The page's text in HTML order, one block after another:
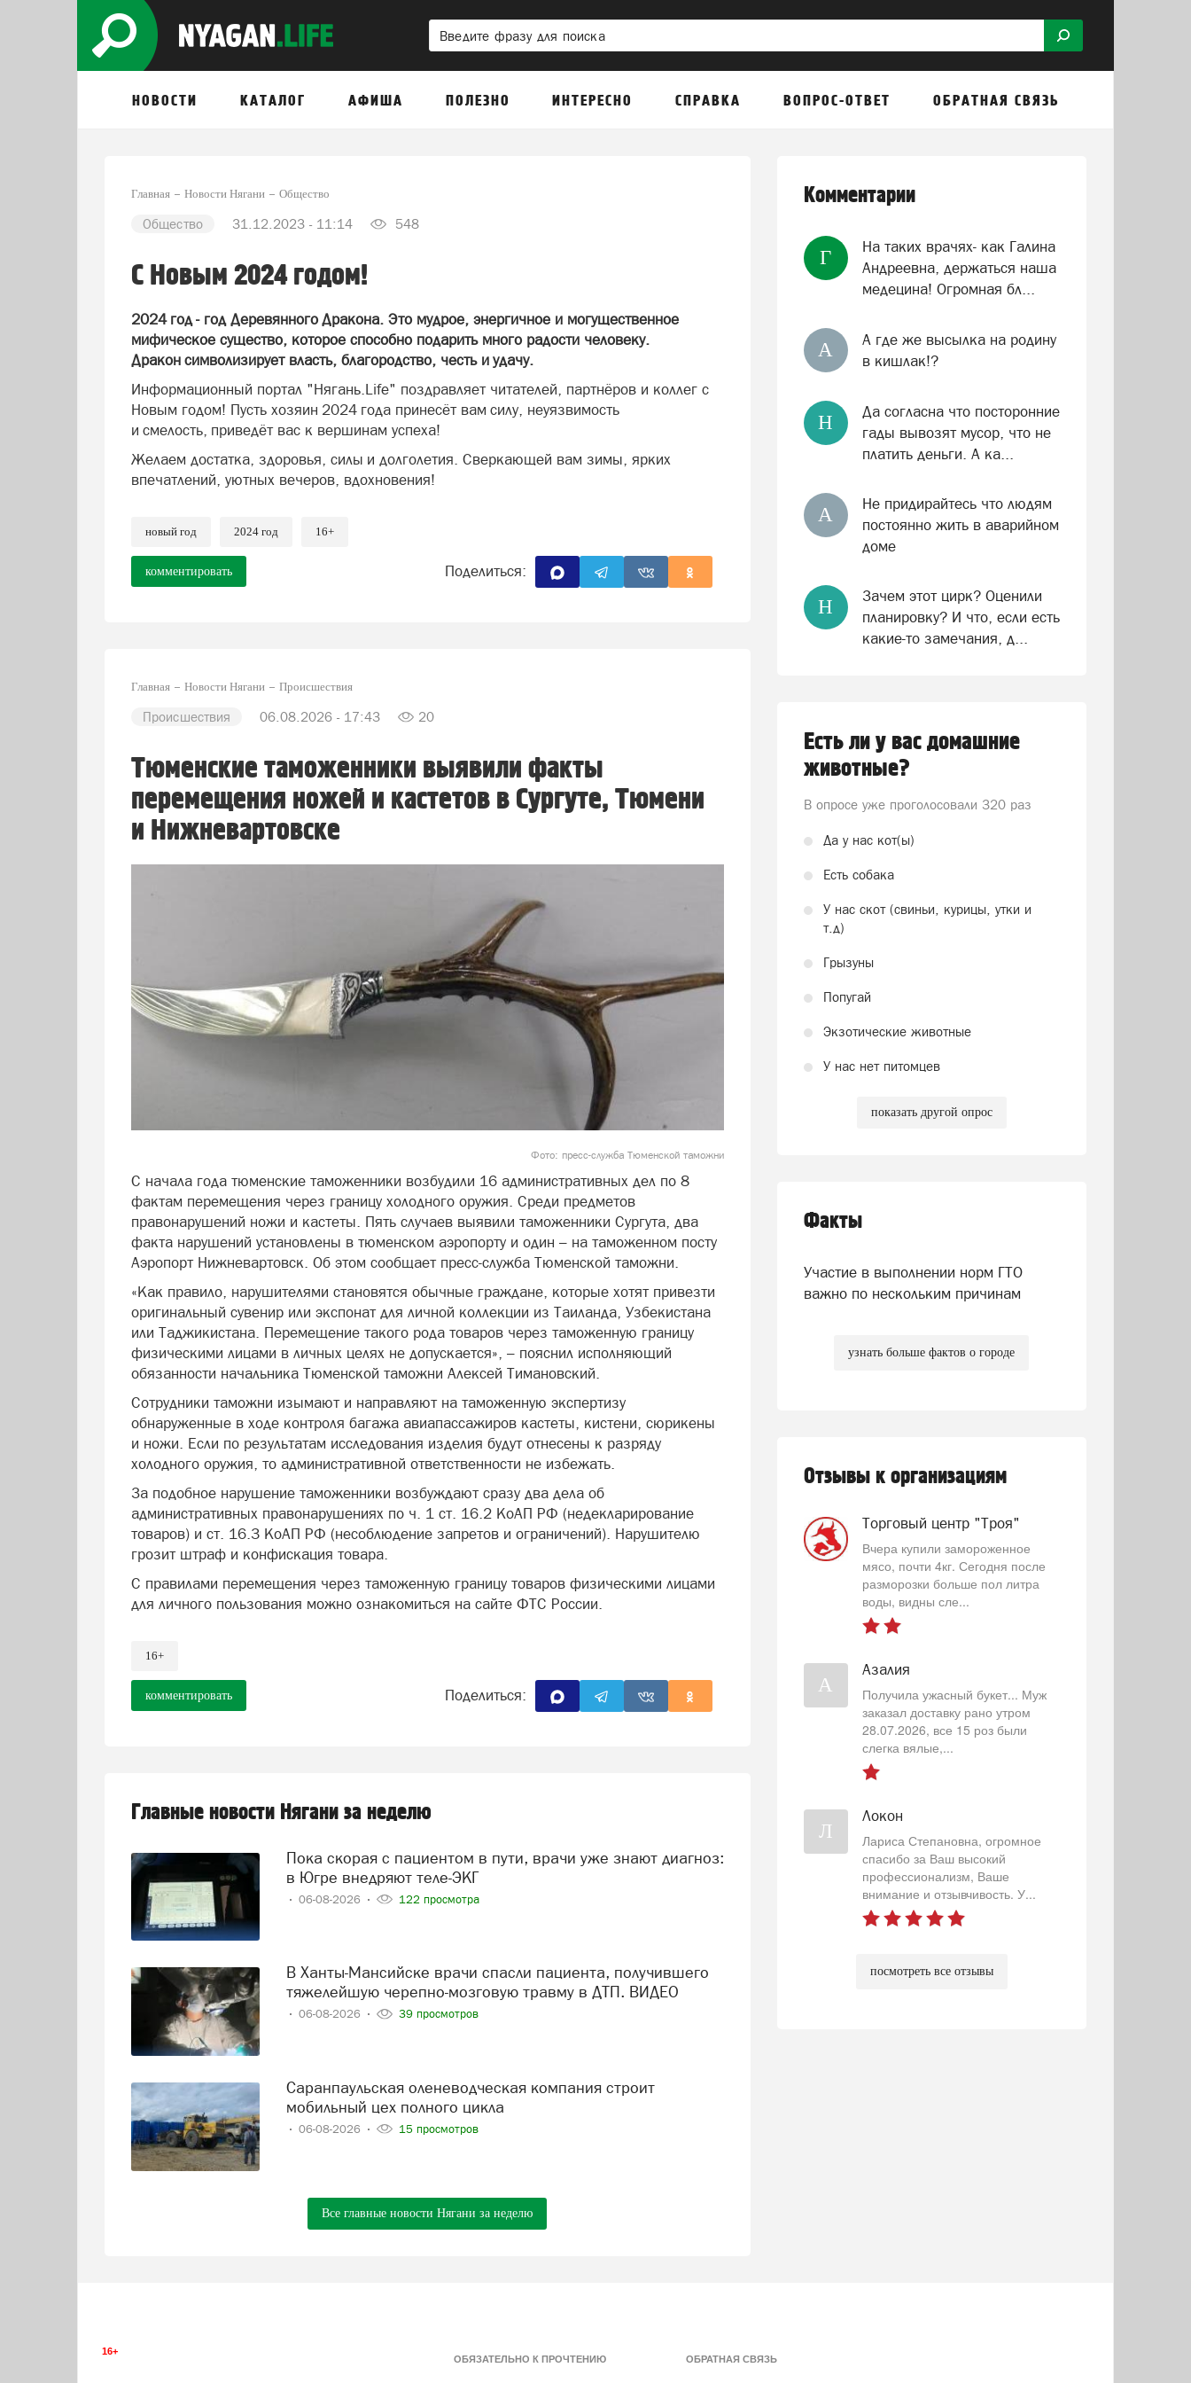
НОВОСТИ КАТАЛОГ АФИША ПОЛЕЗНО ИНТЕРЕСНО СПРАВКА ВОПРОС-ОТВЕТ ОБРАТНАЯ СВЯЗЬ
Главная Новости Нягани Общество
Общество 31.12.2023 - 11:14 548
С Новым 2024 годом!
2024 год - год Деревянного Дракона. Это мудрое, энергичное и могущественное
мифическое существо, которое способно подарить много радости человеку.
Дракон символизирует власть, благородство, честь и удачу.
Информационный портал "Нягань.Life" поздравляет читателей, партнёров и коллег с
Новым годом! Пусть хозяин 2024 года принесёт вам силу, неуязвимость
и смелость, приведёт вас к вершинам успеха!
Желаем достатка, здоровья, силы и долголетия. Сверкающей вам зимы, ярких
впечатлений, уютных вечеров, вдохновения!
новый год 2024 год 16+
комментировать Поделиться:
Главная Новости Нягани Происшествия
Происшествия 06.08.2026 - 17:43 20
Тюменские таможенники выявили факты
перемещения ножей и кастетов в Сургуте, Тюмени
и Нижневартовске
Фото: пресс-служба Тюменской таможни
С начала года тюменские таможенники возбудили 16 административных дел по 8
фактам перемещения через границу холодного оружия. Среди предметов
правонарушений ножи и кастеты. Пять случаев выявили таможенники Сургута, два
факта нарушений установлены в тюменском аэропорту и один – на таможенном посту
Аэропорт Нижневартовск. Об этом сообщает пресс-служба Тюменской таможни.
«Как правило, нарушителями становятся обычные граждане, которые хотят привезти
оригинальный сувенир или экспонат для личной коллекции из Таиланда, Узбекистана
или Таджикистана. Перемещение такого рода товаров через таможенную границу
физическими лицами в личных целях не допускается», – пояснил исполняющий
обязанности начальника Тюменской таможни Алексей Тимановский.
Сотрудники таможни изымают и направляют на таможенную экспертизу
обнаруженные в ходе контроля багажа авиапассажиров кастеты, кистени, сюрикены
и ножи. Если по результатам исследования изделия будут отнесены к разряду
холодного оружия, то административной ответственности не избежать.
За подобное нарушение таможенники возбуждают сразу два дела об
административных правонарушениях по ч. 1 ст. 16.2 КоАП РФ (недекларирование
товаров) и ст. 16.3 КоАП РФ (несоблюдение запретов и ограничений). Нарушителю
грозит штраф и конфискация товара.
С правилами перемещения через таможенную границу товаров физическими лицами
для личного пользования можно ознакомиться на сайте ФТС России.
16+
комментировать Поделиться:
Главные новости Нягани за неделю
Пока скорая с пациентом в пути, врачи уже знают диагноз:
в Югре внедряют теле-ЭКГ
06-08-2026 122 просмотра
В Ханты-Мансийске врачи спасли пациента, получившего
тяжелейшую черепно-мозговую травму в ДТП. ВИДЕО
06-08-2026 39 просмотров
Саранпаульская оленеводческая компания строит
мобильный цех полного цикла
06-08-2026 15 просмотров
Все главные новости Нягани за неделю
Комментарии
Г
На таких врачях- как Галина
Андреевна, держаться наша
медецина! Огромная бл...
А
А где же высылка на родину
в кишлак!?
Н
Да согласна что посторонние
гады вывозят мусор, что не
платить деньги. А ка...
А
Не придирайтесь что людям
постоянно жить в аварийном
доме
Н
Зачем этот цирк? Оценили
планировку? И что, если есть
какие-то замечания, д...
Есть ли у вас домашние
животные?
В опросе уже проголосовали 320 раз
Да у нас кот(ы)
Есть собака
У нас скот (свиньи, курицы, утки и
т.д)
Грызуны
Попугай
Экзотические животные
У нас нет питомцев
показать другой опрос
Факты
Участие в выполнении норм ГТО
важно по нескольким причинам
узнать больше фактов о городе
Отзывы к организациям
Торговый центр "Троя"
Вчера купили замороженное
мясо, почти 4кг. Сегодня после
разморозки больше пол литра
воды, видны сле...
А
Азалия
Получила ужасный букет... Муж
заказал доставку рано утром
28.07.2026, все 15 роз были
слегка вялые,...
Л
Локон
Лариса Степановна, огромное
спасибо за Ваш высокий
профессионализм, Ваше
внимание и отзывчивость. У...
посмотреть все отзывы
16+
ОБЯЗАТЕЛЬНО К ПРОЧТЕНИЮ ОБРАТНАЯ СВЯЗЬ